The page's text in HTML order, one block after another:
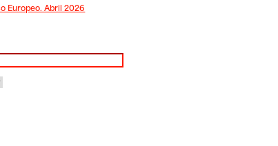
Europeo. Abril 2026